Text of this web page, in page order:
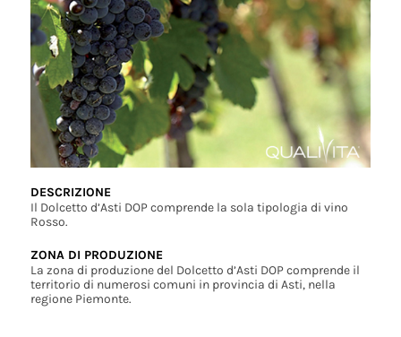
DESCRIZIONE
Il Dolcetto d’Asti DOP comprende la sola tipologia di vino
Rosso.
ZONA DI PRODUZIONE
La zona di produzione del Dolcetto d’Asti DOP comprende il
territorio di numerosi comuni in provincia di Asti, nella
regione Piemonte.